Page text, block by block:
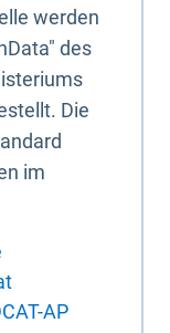
werden
des
Die
im
AP